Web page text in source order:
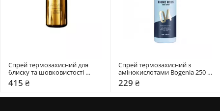
Спрей термозахисний для
блиску та шовковистості
волосся NEQI 75 мл
415 ₴
Спрей термозахисний з
амінокислотами Bogenia 250
мл
229 ₴